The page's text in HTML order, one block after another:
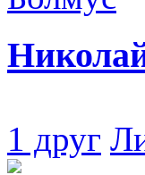
1 друг